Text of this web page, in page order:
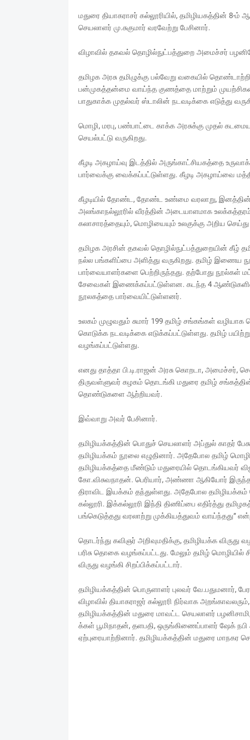
மதுரை தியாகராசர் கல்லூரியில், தமிழியகத்தின்
செயலாளர் மு.சுகுமார் வரவேற்று பேசினார்.
விழாவில் தகவல் தொழில்நுட்பத்துறை அமைச்சர்
தமிழக அரசு தமிழுக்கு பல்வேறு வகையில்
பன்முகத்தன்மை வாய்ந்த குணத்தை மாற்றும்
பாதுகாக்க முதல்வர் ஸ்டாலின் நடவடிக்கை எடுத்து
மொழி, மரபு, பண்பாட்டை காக்க அரசுக்கு முதல்
செயல்பட்டு வருகிறது.
கீழடி அகழாய்வு இடத்தில் அருங்காட்சியகத்தை
பார்வைக்கு வைக்கப்பட்டுள்ளது. கீழடி அகழாய்வை
கீழடியில் தோண்ட, தோண்ட உண்மை வரலாறு, இனத்தின்
அலங்காநல்லூரில் வீரத்தின் அடையாளமாக
கலாசாரத்தையும், மொழியையும் உலகுக்கு அறிய
தமிழக அரசின் தகவல் தொழில்நுட்பத்துறையின் கீழ்
நல்ல பங்களிப்பை அளித்து வருகிறது. தமிழ் இணைய
பார்வையாளர்களை பெற்றிருந்தது. தற்போது நூல்கள்
சேவைகள் இணைக்கப்பட்டுள்ளன. கடந்த 4
நூலகத்தை பார்வையிட்டுள்ளனர்.
உலகம் முழுவதும் சுமார் 199 தமிழ் சங்கங்கள் வழியாக
கொடுக்க நடவடிக்கை எடுக்கப்பட்டுள்ளது. தமிழ்
வழங்கப்பட்டுள்ளது.
எனது தாத்தா பி.டி.ராஜன் அரசு கொறடா,
திருவள்ளுவர் கழகம் தொடங்கி மதுரை தமிழ்
தொண்டுகளை ஆற்றியவர்.
இவ்வாறு அவர் பேசினார்.
தமிழியக்கத்தின் பொதுச் செயலாளர் அப்துல் காதர்
தமிழியக்கம் நூலை எழுதினார். அதேபோல தமிழ்
தமிழியக்கத்தை மீண்டும் மதுரையில் தொடங்கியவர்
கோ.விசுவநாதன். பெரியார், அண்ணா ஆகியோர்
திராவிட இயக்கம் தந்துள்ளது. அதேபோல தமிழியக்கம்
கல்லூரி. இக்கல்லூரி இந்தி திணிப்பை எதிர்த்து
பங்கெடுத்தது வரலாற்று முக்கியத்துவம் வாய்ந்தது”
தொடர்ந்து கவிஞர் அறிவுமதிக்கு, தமிழியக்க விருது
பரிசு தொகை வழங்கப்பட்டது. மேலும் தமிழ் மொழியில்
விருது வழங்கி சிறப்பிக்கப்பட்டார்.
தமிழியக்கத்தின் பொருளாளர் புலவர் வே.பதுமனார்,
விழாவில் தியாகராஜர் கல்லூரி நிர்வாக
தமிழியக்கத்தின் மதுரை மாவட்ட செயலாளர்
க்கள் பூமிநாதன், தளபதி, ஒருங்கிணைப்பாளர் ஷேக்
ஏற்புரையாற்றினார். தமிழியக்கத்தின் மதுரை மாநகர